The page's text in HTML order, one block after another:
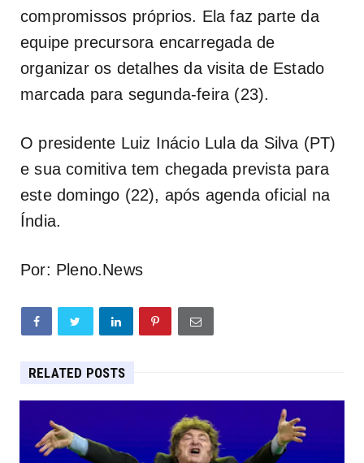
compromissos próprios. Ela faz parte da
equipe precursora encarregada de
organizar os detalhes da visita de Estado
marcada para segunda-feira (23).
O presidente Luiz Inácio Lula da Silva (PT)
e sua comitiva tem chegada prevista para
este domingo (22), após agenda oficial na
Índia.
Por: Pleno.News
RELATED POSTS